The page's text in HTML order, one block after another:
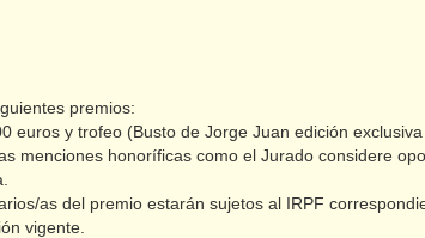
premios:
euros y trofeo (Busto de Jorge Juan edición exclusiva
menciones honoríficas como el Jurado considere
as del premio estarán sujetos al IRPF
vigente.